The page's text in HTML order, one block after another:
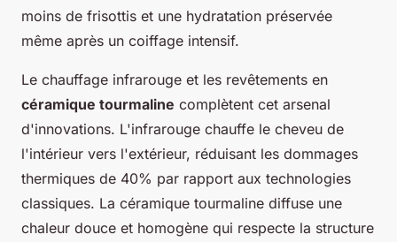
moins de frisottis et une hydratation préservée
même après un coiffage intensif.
Le chauffage infrarouge et les revêtements en
céramique tourmaline complètent cet arsenal
d'innovations. L'infrarouge chauffe le cheveu de
l'intérieur vers l'extérieur, réduisant les dommages
thermiques de 40% par rapport aux technologies
classiques. La céramique tourmaline diffuse une
chaleur douce et homogène qui respecte la structure